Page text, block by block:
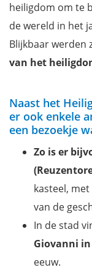
heiligdom om te
de wereld in het
Blijkbaar werden
van het
Naast het
er ook enkele
een bezoekje
Zo is er
kasteel,
van de
In de stad
Giovanni
eeuw.